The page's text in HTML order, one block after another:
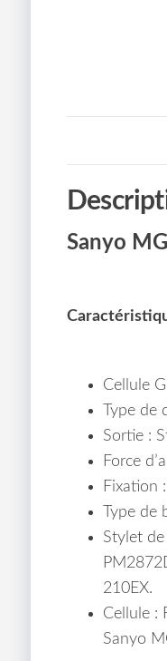
Sanyo
Cellule
Type
Sortie :
Force
Fixation
Type
Stylet
210EX.
Cellule :
Sanyo